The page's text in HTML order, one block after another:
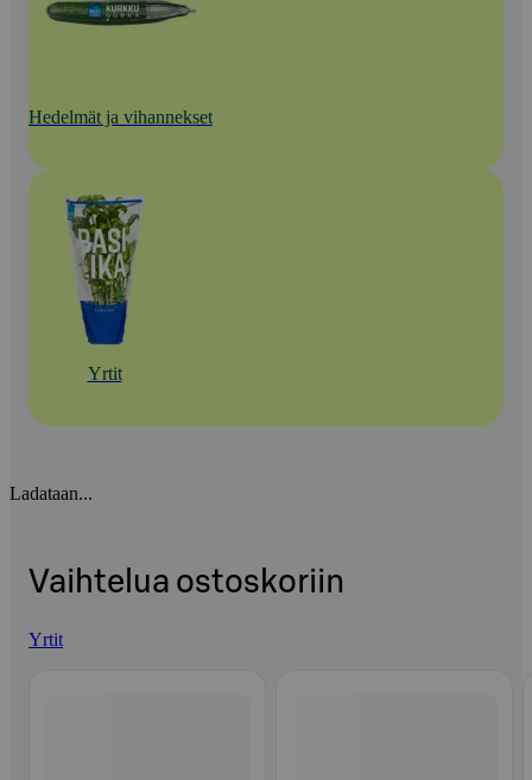
Hedelmät ja vihannekset
Yrtit
Ladataan...
Vaihtelua ostoskoriin
Yrtit